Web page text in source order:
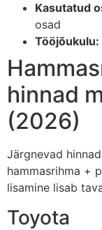
Kasutatud
osad
Tööjõukulu:
hinnad
(2026)
Järgnevad
hammasrihma +
lisamine lisab
Toyota